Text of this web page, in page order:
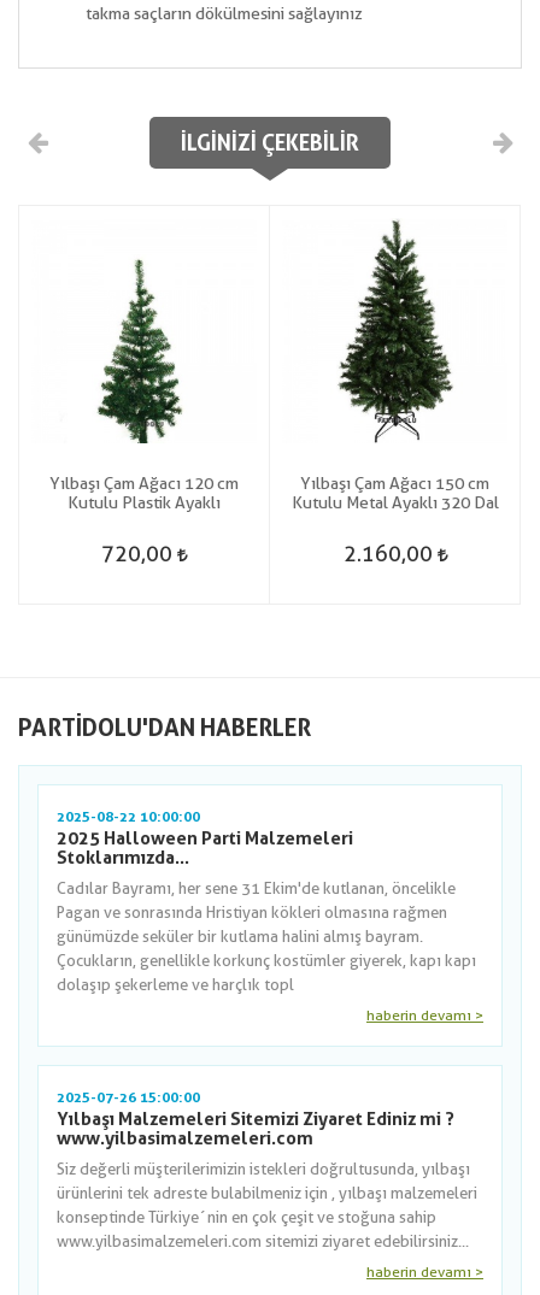
takma saçların dökülmesini sağlayınız
İLGINIZI ÇEKEBILIR
Yılbaşı Çam Ağacı 120 cm
Kutulu Plastik Ayaklı
720,00
Yılbaşı Çam Ağacı 150 cm
Kutulu Metal Ayaklı 320 Dal
2.160,00
PARTIDOLU'DAN HABERLER
2025-08-22 10:00:00
2025 Halloween Parti Malzemeleri
Stoklarımızda...
Cadılar Bayramı, her sene 31 Ekim'de kutlanan, öncelikle
Pagan ve sonrasında Hristiyan kökleri olmasına rağmen
günümüzde seküler bir kutlama halini almış bayram.
Çocukların, genellikle korkunç kostümler giyerek, kapı kapı
dolaşıp şekerleme ve harçlık topl
haberin devamı >
2025-07-26 15:00:00
Yılbaşı Malzemeleri Sitemizi Ziyaret Ediniz mi ?
www.yilbasimalzemeleri.com
Siz değerli müşterilerimizin istekleri doğrultusunda, yılbaşı
ürünlerini tek adreste bulabilmeniz için , yılbaşı malzemeleri
konseptinde Türkiye´nin en çok çeşit ve stoğuna sahip
www.yilbasimalzemeleri.com sitemizi ziyaret edebilirsiniz...
haberin devamı >